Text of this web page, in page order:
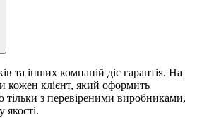
та інших компаній діє гарантія. На
кожен клієнт, який оформить
з перевіреними виробниками,
якості.